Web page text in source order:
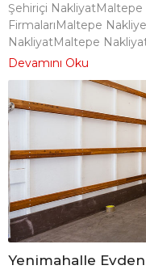
Şehiriçi NakliyatMaltepe
FirmalarıMaltepe
NakliyatMaltepe
Devamını Oku
Yenimahalle